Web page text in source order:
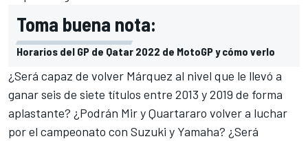
Toma buena nota:
Horarios del GP de Qatar 2022 de MotoGP y cómo verlo
¿Será capaz de volver Márquez al nivel que le llevó a
ganar seis de siete títulos entre 2013 y 2019 de forma
aplastante? ¿Podrán Mir y Quartararo volver a luchar
por el campeonato con Suzuki y Yamaha? ¿Será